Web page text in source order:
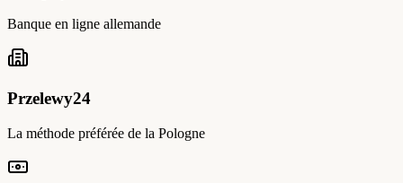
Banque en ligne allemande
Przelewy24
La méthode préférée de la Pologne